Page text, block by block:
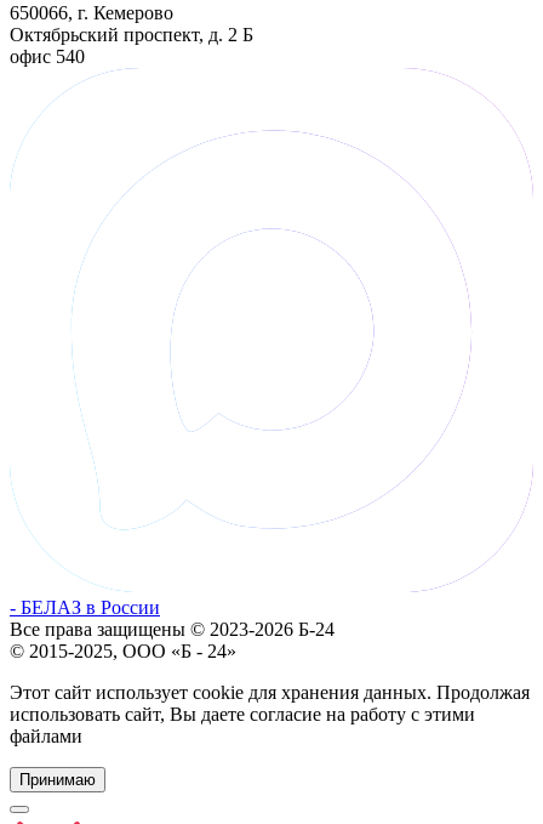
650066, г. Кемерово
Октябрьский проспект, д. 2 Б
офис 540
- БЕЛАЗ в России
Все права защищены © 2023-2026 Б-24
© 2015-2025, ООО «Б - 24»
Этот сайт использует cookie для хранения данных. Продолжая
использовать сайт, Вы даете согласие на работу с этими
файлами
Принимаю